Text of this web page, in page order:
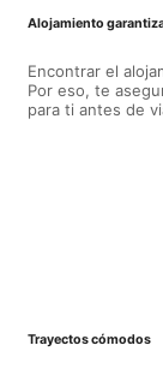
Alojamiento
Encontrar el
Por eso, te
para ti antes de
Trayectos cómodos